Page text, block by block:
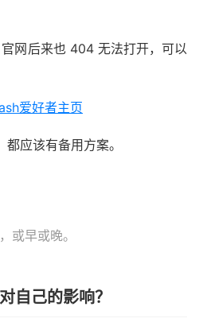
网后来也 404 无法打开，可以
爱好者主页
应该有备用方案。
或早或晚。
自己的影响？